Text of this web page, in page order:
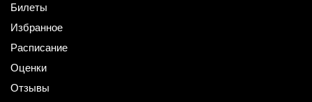
Билеты
Избранное
Расписание
Оценки
Отзывы